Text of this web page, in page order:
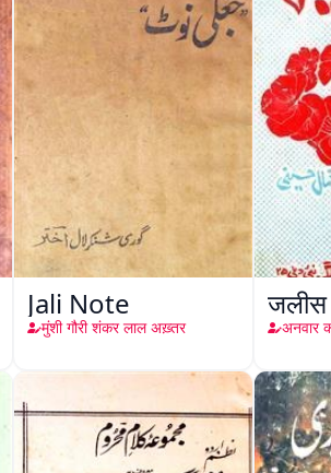
Jali Note
मुंशी गौरी शंकर लाल अख़्तर
जलीस
अनवार